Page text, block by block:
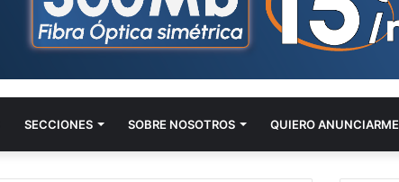
SECCIONES SOBRE NOSOTROS QUIERO ANUNCIARME